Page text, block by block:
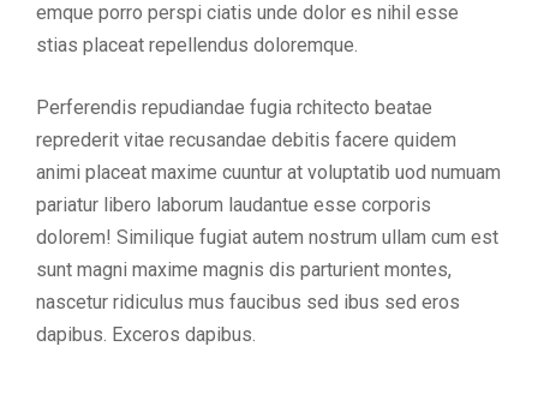
emque porro perspi ciatis unde dolor es nihil esse
stias placeat repellendus doloremque.
Perferendis repudiandae fugia rchitecto beatae
reprederit vitae recusandae debitis facere quidem
animi placeat maxime cuuntur at voluptatib uod numuam
pariatur libero laborum laudantue esse corporis
dolorem! Similique fugiat autem nostrum ullam cum est
sunt magni maxime magnis dis parturient montes,
nascetur ridiculus mus faucibus sed ibus sed eros
dapibus. Exceros dapibus.